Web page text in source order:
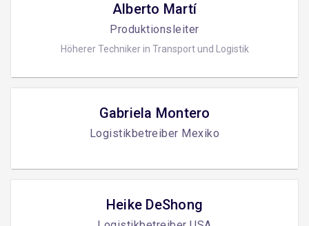
Alberto Martí
Produktionsleiter
Höherer Techniker in Transport und Logistik
Gabriela Montero
Logistikbetreiber Mexiko
Heike DeShong